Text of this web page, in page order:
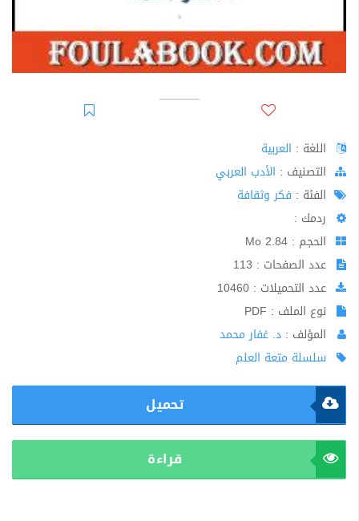
اللغة : العربية
اﻟﺘﺼﻨﻴﻒ : الأدب العربي
الفئة : فكر وثقافة
ردمك :
الحجم : 2.84 Mo
عدد الصفحات : 113
عدد التحميلات : 10460
نوع الملف : PDF
المؤلف : د. غفار محمد
سلسلة متعة العلم
تحميل
قراءة